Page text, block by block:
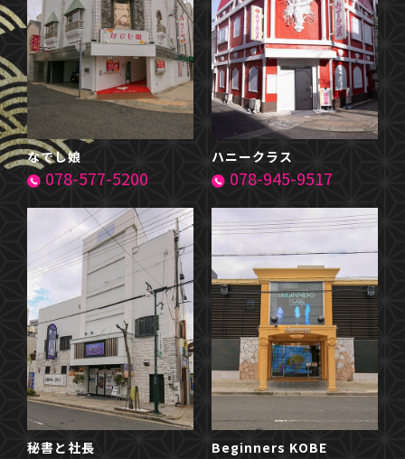
なでし娘
078-577-5200
ハニークラス
078-945-9517
秘書と社長 Beginners KOBE